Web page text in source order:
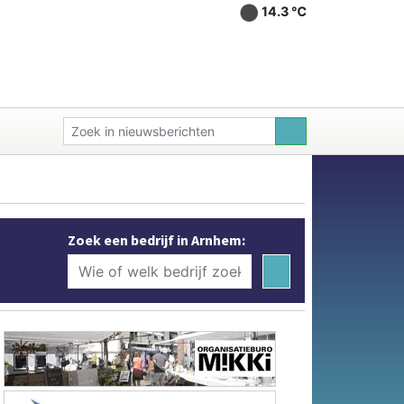
14.3 ℃
Zoek een bedrijf in Arnhem: